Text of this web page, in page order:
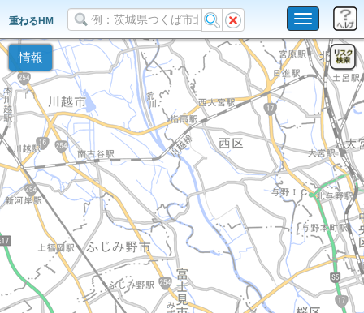
Toggle
navigation
重ねるHM
情報